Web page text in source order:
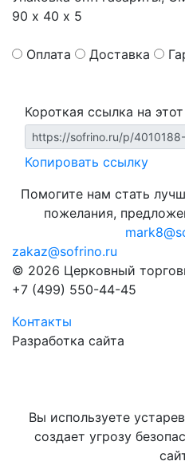
90 х 40 х 5
Оплата Доставка
Короткая ссылка на
Копировать ссылку
Помогите нам стать
пожелания,
zakaz@sofrino.ru
© 2026 Церковный
+7 (499) 550-44-45
Контакты
Разработка сайта
Вы используете
создает угрозу